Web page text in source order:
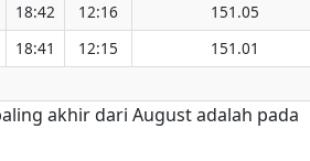
18:42 12:16
151.05
18:41 12:15 151.01
akhir dari August adalah pada